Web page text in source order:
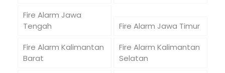
Fire Alarm Jawa
Tengah
Fire Alarm Jawa Timur
Fire Alarm Kalimantan
Barat
Fire Alarm Kalimantan
Selatan